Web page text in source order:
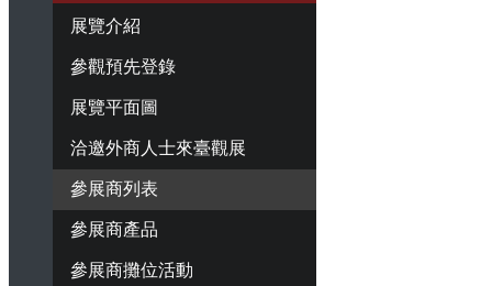
展覽介紹
參觀預先登錄
展覽平面圖
洽邀外商人士來臺觀展
參展商列表
參展商產品
參展商攤位活動